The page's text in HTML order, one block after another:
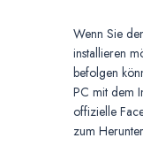
Wenn Sie
installieren
befolgen
PC mit dem
offizielle
zum